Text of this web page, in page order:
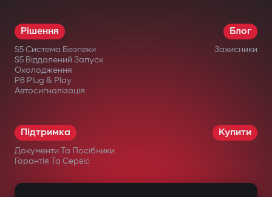
у великих мережах електроніки;
у спеціалізованих магазинах
Рішення
S5 Система Безпеки
S5 Віддалений Запуск
Охолодження
P8 Plug & Play
Автосигналізація
Блог
Захисники
Підтримка
Документи Та Посібники
Гарантія Та Сервіс
Купити